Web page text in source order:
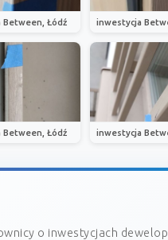
Between, Łódź inwestycja
Between, Łódź inwestycja
o inwestycjach